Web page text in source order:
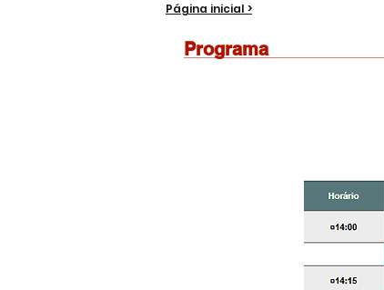
Página inicial >
Programa